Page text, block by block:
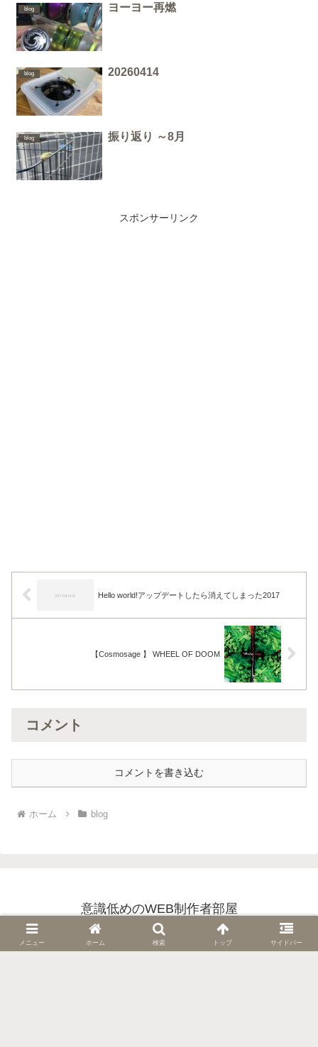
blog ヨーヨー再燃
blog 20260414
blog 振り返り ～8月
スポンサーリンク
Hello world!アップデートしたら消えてしまった2017
【Cosmosage 】 WHEEL OF DOOM
コメント
コメントを書き込む
ホーム blog
意識低めのWEB制作者部屋
ABOUT
BLOG
楽器とか
模型とか
メニュー ホーム 検索 トップ サイドバー